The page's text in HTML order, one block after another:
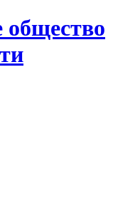
общество